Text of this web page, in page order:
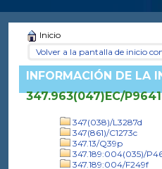
Inicio
Volver a la pantalla de inicio
INFORMACIÓN DE LA
347.963(047)EC/
347(038)/L3287d
347(861)/C1273c
347.13/Q39p
347.189:004(035)/
347.189:004/F249f